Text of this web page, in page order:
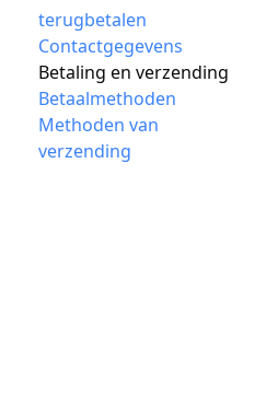
terugbetalen
Contactgegevens
Betaling en verzending
Betaalmethoden
Methoden van
verzending